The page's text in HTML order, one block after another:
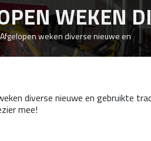
WEKEN
Afgelopen weken diverse nieuwe en
diverse nieuwe en gebruikte
mee!